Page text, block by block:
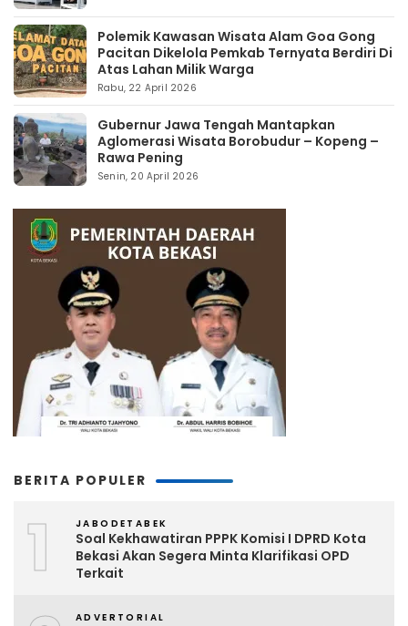
Polemik Kawasan Wisata Alam Goa Gong
Pacitan Dikelola Pemkab Ternyata Berdiri Di
Atas Lahan Milik Warga
Rabu, 22 April 2026
Gubernur Jawa Tengah Mantapkan
Aglomerasi Wisata Borobudur – Kopeng –
Rawa Pening
Senin, 20 April 2026
BERITA POPULER
1 JABODETABEK
Soal Kekhawatiran PPPK Komisi I DPRD Kota
Bekasi Akan Segera Minta Klarifikasi OPD
Terkait
ADVERTORIAL